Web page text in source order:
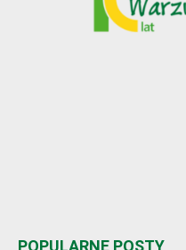
POPULARNE POSTY